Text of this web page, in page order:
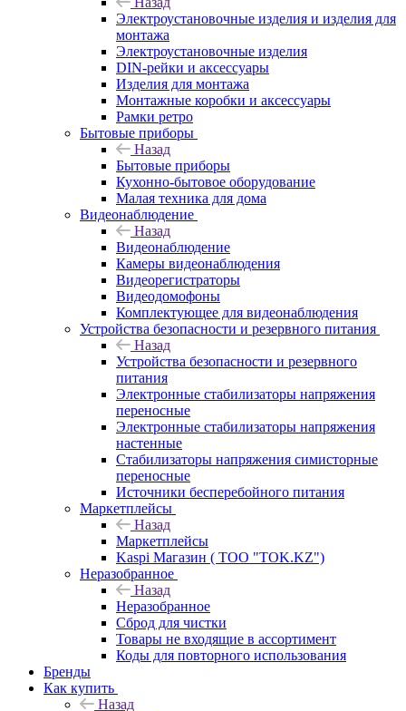
Электроустановочные изделия и изделия для
монтажа
Электроустановочные изделия
DIN-рейки и аксессуары
Изделия для монтажа
Монтажные коробки и аксессуары
Рамки ретро
Бытовые приборы
Назад
Бытовые приборы
Кухонно-бытовое оборудование
Малая техника для дома
Видеонаблюдение
Назад
Видеонаблюдение
Камеры видеонаблюдения
Видеорегистраторы
Видеодомофоны
Комплектующее для видеонаблюдения
Устройства безопасности и резервного питания
Назад
Устройства безопасности и резервного
питания
Электронные стабилизаторы напряжения
переносные
Электронные стабилизаторы напряжения
настенные
Стабилизаторы напряжения симисторные
переносные
Источники бесперебойного питания
Маркетплейсы
Назад
Маркетплейсы
Kaspi Магазин ( ТОО "TOK.KZ")
Неразобранное
Назад
Неразобранное
Сброд для чистки
Товары не входящие в ассортимент
Коды для повторного использования
Бренды
Как купить
Назад